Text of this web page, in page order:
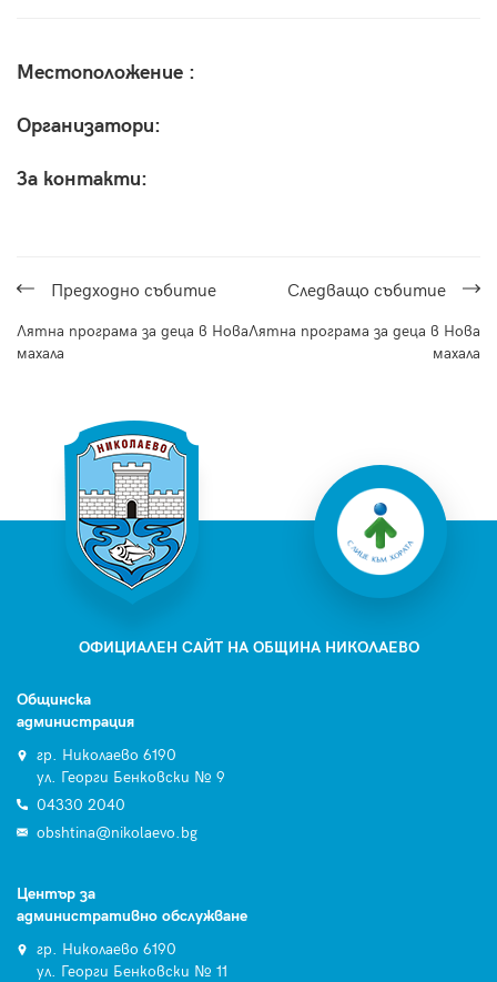
Местоположение :
Организатори:
За контакти:
Предходнo събитие
Лятна програма за деца в Нова
махала
Следващo събитие
Лятна програма за деца в Нова
махала
ОФИЦИАЛЕН САЙТ НА ОБЩИНА НИКОЛАЕВО
Общинска
администрация
гр. Николаево 6190
ул. Георги Бенковски № 9
04330 2040
obshtina@nikolaevo.bg
Център за
административно обслужване
гр. Николаево 6190
ул. Георги Бенковски № 11